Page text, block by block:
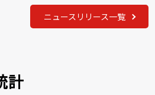
ニュースリリース一覧
計